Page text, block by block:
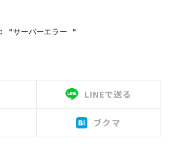
LINEで送る
ブクマ